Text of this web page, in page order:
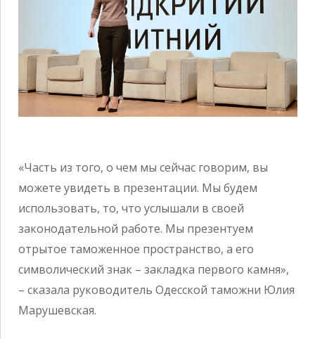
«Часть из того, о чем мы сейчас говорим, вы
можете увидеть в презентации. Мы будем
использовать, то, что услышали в своей
законодательной работе. Мы презентуем
отрытое таможенное пространство, а его
символический знак – закладка первого камня»,
– сказала руководитель Одесской таможни Юлия
Марушевская.